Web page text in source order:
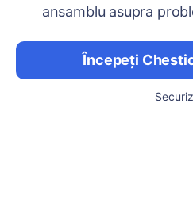
ansamblu asupra
Începeți